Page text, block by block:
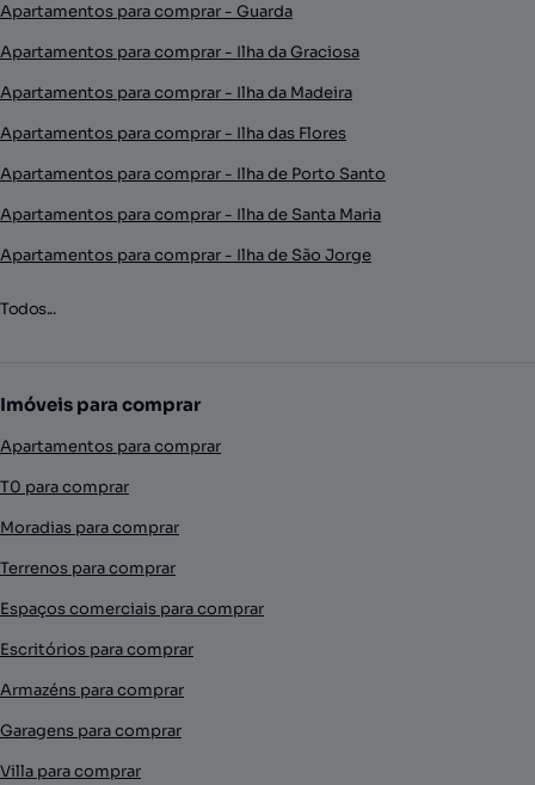
Apartamentos para comprar - Guarda
Apartamentos para comprar - Ilha da Graciosa
Apartamentos para comprar - Ilha da Madeira
Apartamentos para comprar - Ilha das Flores
Apartamentos para comprar - Ilha de Porto Santo
Apartamentos para comprar - Ilha de Santa Maria
Apartamentos para comprar - Ilha de São Jorge
Todos...
Imóveis para comprar
Apartamentos para comprar
T0 para comprar
Moradias para comprar
Terrenos para comprar
Espaços comerciais para comprar
Escritórios para comprar
Armazéns para comprar
Garagens para comprar
Villa para comprar